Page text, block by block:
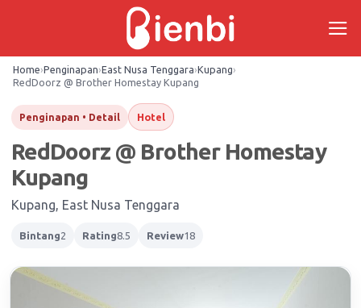
Home›Penginapan›East Nusa Tenggara›Kupang›
RedDoorz @ Brother Homestay Kupang
Penginapan • Detail Hotel
RedDoorz @ Brother Homestay
Kupang
Kupang, East Nusa Tenggara
Bintang2 Rating8.5 Review18